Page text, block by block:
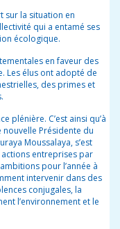
sur la situation en
qui a entamé ses
écologique.
en faveur des
Les élus ont adopté de
des primes et
plénière. C’est ainsi qu’à
nouvelle Présidente du
Moussalaya, s’est
entreprises par
pour l’année à
intervenir dans des
conjugales, la
l’environnement et le